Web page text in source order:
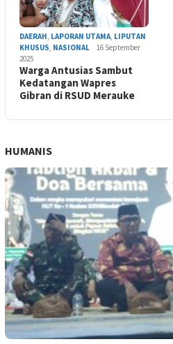
DAERAH, LAPORAN UTAMA, LIPUTAN
KHUSUS, NASIONAL
16 September
2025
Warga Antusias Sambut
Kedatangan Wapres
Gibran di RSUD Merauke
HUMANIS